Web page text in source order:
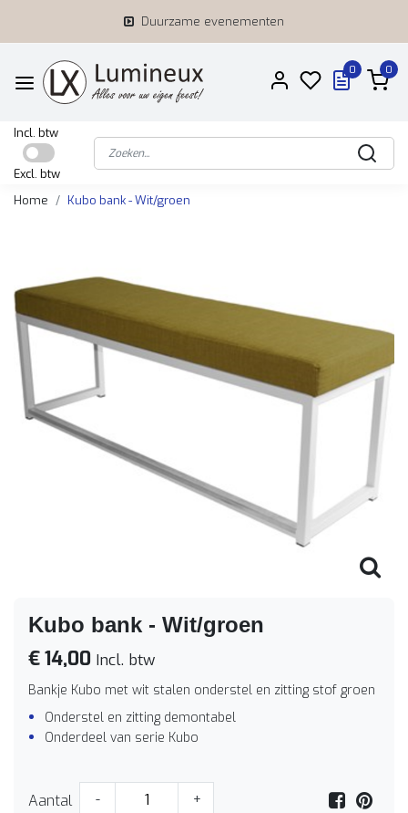
Duurzame evenementen
0 0
Incl. btw
Excl. btw
Home
Kubo bank - Wit/groen
Kubo bank - Wit/groen
€ 14,00 Incl. btw
Bankje Kubo met wit stalen onderstel en zitting stof groen
Onderstel en zitting demontabel
Onderdeel van serie Kubo
Aantal - +